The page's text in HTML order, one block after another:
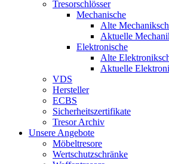
Tresorschlösser
Mechanische
Alte
Aktuelle
Elektronische
Alte
Aktuelle
VDS
Hersteller
ECBS
Sicherheitszertifikate
Tresor Archiv
Unsere Angebote
Möbeltresore
Wertschutzschränke